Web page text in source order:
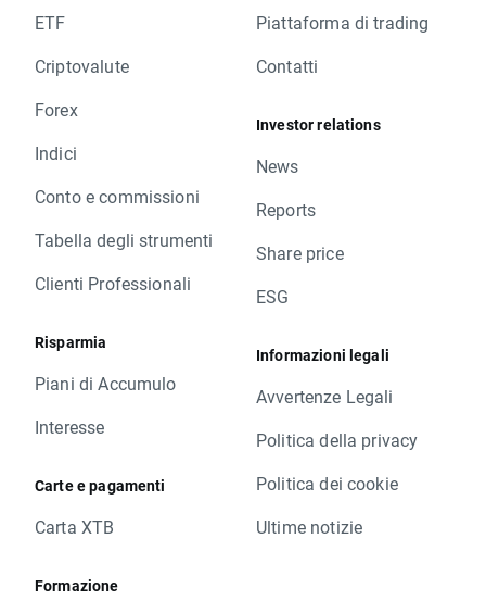
ETF
Criptovalute
Forex
Indici
Conto e commissioni
Tabella degli strumenti
Clienti Professionali
Risparmia
Piani di Accumulo
Interesse
Carte e pagamenti
Carta XTB
Formazione
Piattaforma di trading
Contatti
Investor relations
News
Reports
Share price
ESG
Informazioni legali
Avvertenze Legali
Politica della privacy
Politica dei cookie
Ultime notizie